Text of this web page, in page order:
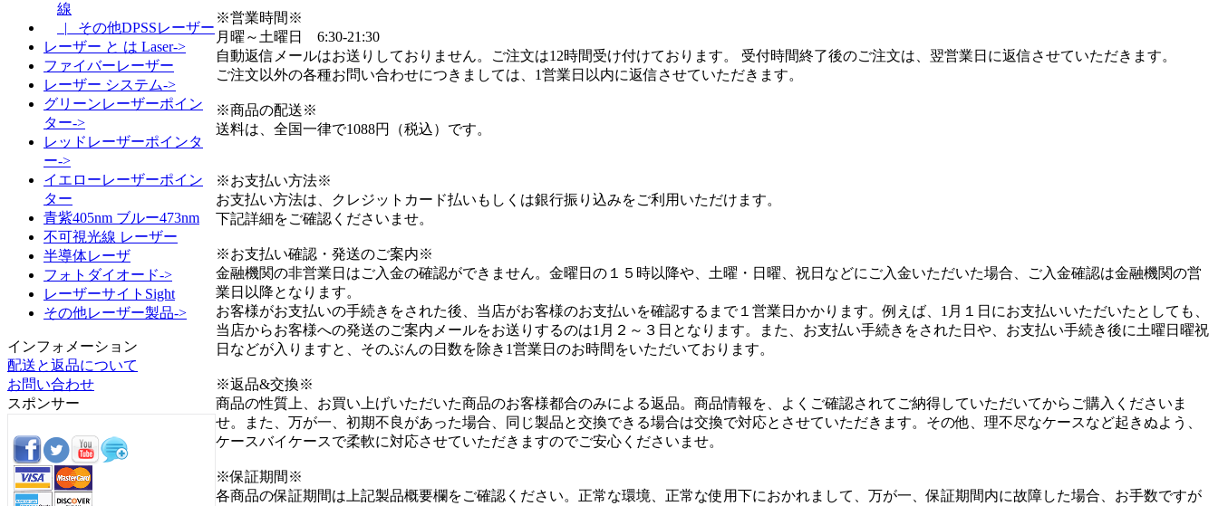
線
|_ その他DPSSレーザー
レーザー と は Laser->
ファイバーレーザー
レーザー システム->
グリーンレーザーポイン
ター->
レッドレーザーポインタ
ー->
イエローレーザーポイン
ター
青紫405nm ブルー473nm
不可視光線 レーザー
半導体レーザ
フォトダイオード->
レーザーサイトSight
その他レーザー製品->
インフォメーション
配送と返品について
お問い合わせ
スポンサー
※営業時間※
月曜～土曜日 6:30-21:30
自動返信メールはお送りしておりません。ご注文は12時間受け付けております。 受付時間終了後のご注文は、翌営業日に返信させていただきます。
ご注文以外の各種お問い合わせにつきましては、1営業日以内に返信させていただきます。
※商品の配送※
送料は、全国一律で1088円（税込）です。
※お支払い方法※
お支払い方法は、クレジットカード払いもしくは銀行振り込みをご利用いただけます。
下記詳細をご確認くださいませ。
※お支払い確認・発送のご案内※
金融機関の非営業日はご入金の確認ができません。金曜日の１５時以降や、土曜・日曜、祝日などにご入金いただいた場合、ご入金確認は金融機関の営
業日以降となります。
お客様がお支払いの手続きをされた後、当店がお客様のお支払いを確認するまで１営業日かかります。例えば、1月１日にお支払いいただいたとしても、
当店からお客様への発送のご案内メールをお送りするのは1月２～３日となります。また、お支払い手続きをされた日や、お支払い手続き後に土曜日曜祝
日などが入りますと、そのぶんの日数を除き1営業日のお時間をいただいております。
※返品&交換※
商品の性質上、お買い上げいただいた商品のお客様都合のみによる返品。商品情報を、よくご確認されてご納得していただいてからご購入くださいま
せ。また、万が一、初期不良があった場合、同じ製品と交換できる場合は交換で対応とさせていただきます。その他、理不尽なケースなど起きぬよう、
ケースバイケースで柔軟に対応させていただきますのでご安心くださいませ。
※保証期間※
各商品の保証期間は上記製品概要欄をご確認ください。正常な環境、正常な使用下におかれまして、万が一、保証期間内に故障した場合、お手数ですが